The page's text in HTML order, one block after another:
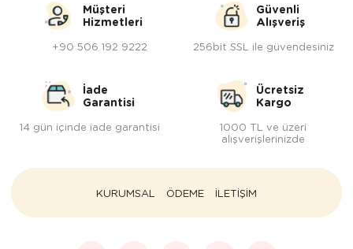
Müşteri
Hizmetleri
+90 506 192 9222
Güvenli
Alışveriş
256bit SSL ile güvendesiniz
İade
Garantisi
14 gün içinde iade garantisi
Ücretsiz
Kargo
1000 TL ve üzeri
alışverişlerinizde
KURUMSAL ÖDEME İLETİŞİM